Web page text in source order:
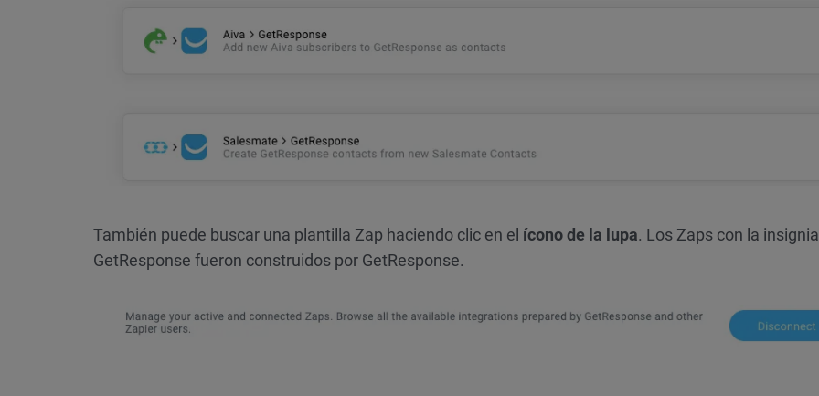
También puede buscar una plantilla Zap haciendo clic en el ícono de la lupa. Los Zaps con la insignia
GetResponse fueron construidos por GetResponse.